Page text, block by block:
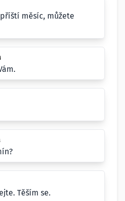
měsíc, můžete
Těším se.